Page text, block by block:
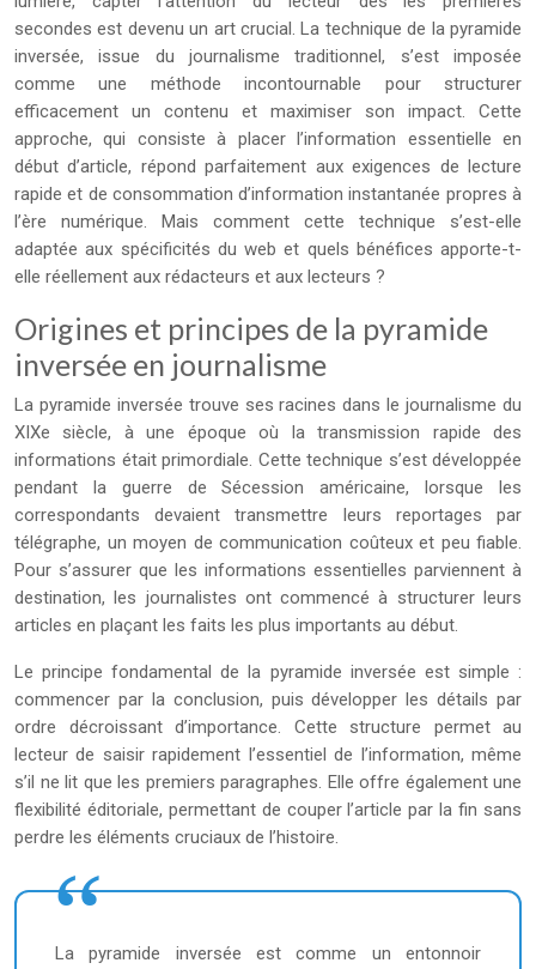
secondes est devenu un art crucial. La technique de la pyramide
inversée, issue du journalisme traditionnel, s’est imposée
comme une méthode incontournable pour structurer
efficacement un contenu et maximiser son impact. Cette
approche, qui consiste à placer l’information essentielle en
début d’article, répond parfaitement aux exigences de lecture
rapide et de consommation d’information instantanée propres à
l’ère numérique. Mais comment cette technique s’est-elle
adaptée aux spécificités du web et quels bénéfices apporte-t-
elle réellement aux rédacteurs et aux lecteurs ?
Origines et principes de la pyramide
inversée en journalisme
La pyramide inversée trouve ses racines dans le journalisme du
XIXe siècle, à une époque où la transmission rapide des
informations était primordiale. Cette technique s’est développée
pendant la guerre de Sécession américaine, lorsque les
correspondants devaient transmettre leurs reportages par
télégraphe, un moyen de communication coûteux et peu fiable.
Pour s’assurer que les informations essentielles parviennent à
destination, les journalistes ont commencé à structurer leurs
articles en plaçant les faits les plus importants au début.
Le principe fondamental de la pyramide inversée est simple :
commencer par la conclusion, puis développer les détails par
ordre décroissant d’importance. Cette structure permet au
lecteur de saisir rapidement l’essentiel de l’information, même
s’il ne lit que les premiers paragraphes. Elle offre également une
flexibilité éditoriale, permettant de couper l’article par la fin sans
perdre les éléments cruciaux de l’histoire.
La pyramide inversée est comme un entonnoir